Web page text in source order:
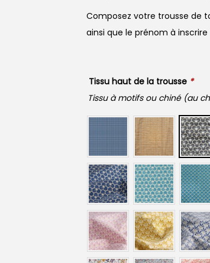
Composez votre trousse de
ainsi que le prénom à
Tissu haut de la trousse *
Tissu à motifs ou chiné (au